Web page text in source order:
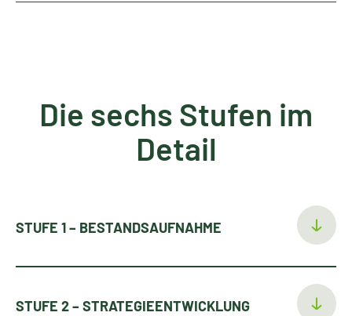
Die sechs Stufen im
Detail
STUFE 1 – BESTANDSAUFNAHME
STUFE 2 – STRATEGIEENTWICKLUNG